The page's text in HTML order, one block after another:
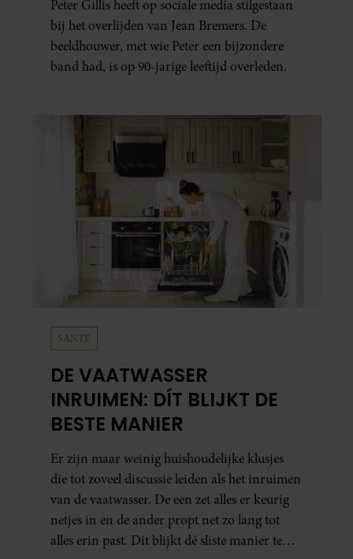
Peter Gillis heeft op sociale media stilgestaan
bij het overlijden van Jean Bremers. De
beeldhouwer, met wie Peter een bijzondere
band had, is op 90-jarige leeftijd overleden.
SANTE
DE VAATWASSER
INRUIMEN: DÍT BLIJKT DE
BESTE MANIER
Er zijn maar weinig huishoudelijke klusjes
die tot zoveel discussie leiden als het inruimen
van de vaatwasser. De een zet alles er keurig
netjes in en de ander propt net zo lang tot
alles erin past. Dit blijkt dé sliste manier te